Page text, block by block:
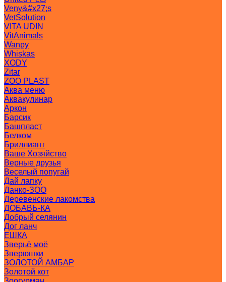
Veny&#x27;s
VetSolution
VITA UDIN
VitAnimals
Wanpy
Whiskas
XODY
Zitar
ZOO PLAST
Аква меню
Аквакулинар
Аркон
Барсик
Башпласт
Белком
Бриллиант
Ваше Хозяйство
Верные друзья
Веселый попугай
Дай лапку
Данко-ЗОО
Деревенские лакомства
ДОБАВЬ-КА
Добрый селянин
Дог ланч
ЕШКА
Зверьё моё
Зверюшки
ЗОЛОТОЙ АМБАР
Золотой кот